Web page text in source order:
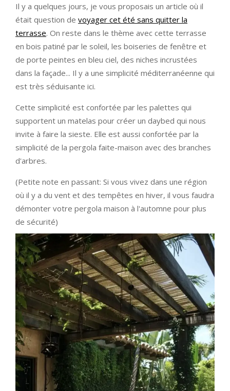
Il y a quelques jours, je vous proposais un article où il
était question de voyager cet été sans quitter la
terrasse. On reste dans le thème avec cette terrasse
en bois patiné par le soleil, les boiseries de fenêtre et
de porte peintes en bleu ciel, des niches incrustées
dans la façade... Il y a une simplicité méditerranéenne qui
est très séduisante ici.
Cette simplicité est confortée par les palettes qui
supportent un matelas pour créer un daybed qui nous
invite à faire la sieste. Elle est aussi confortée par la
simplicité de la pergola faite-maison avec des branches
d'arbres.
(Petite note en passant: Si vous vivez dans une région
où il y a du vent et des tempêtes en hiver, il vous faudra
démonter votre pergola maison à l'automne pour plus
de sécurité)